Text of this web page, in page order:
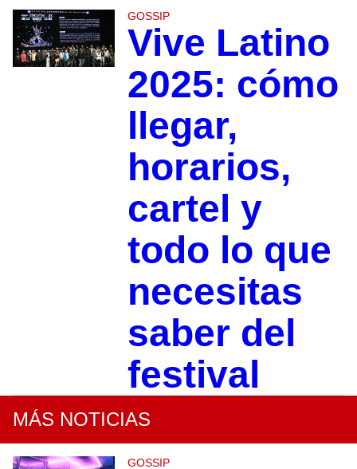
GOSSIP
Vive Latino
2025: cómo
llegar,
horarios,
cartel y
todo lo que
necesitas
saber del
festival
MÁS NOTICIAS
GOSSIP